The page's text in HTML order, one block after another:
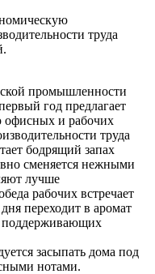
труда
промышленности
год предлагает
офисных и рабочих
труда
бодрящий запах
сменяется нежными
лучше
рабочих встречает
переходит в аромат
поддерживающих
засыпать дома под
нотами.